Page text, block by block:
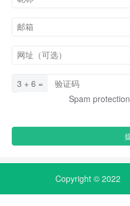
3 + 6 =
Spam
Copyright © 2022